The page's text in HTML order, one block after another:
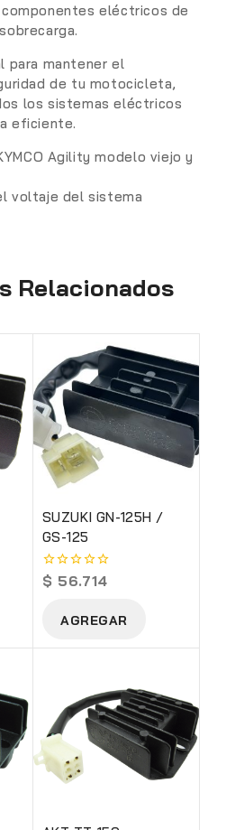
eléctricos de
para mantener el
de tu motocicleta,
los sistemas eléctricos
eficiente.
Agility modelo viejo y
voltaje del sistema
Relacionados
SUZUKI GN-125H /
GS-125
0
out
$ 56.714
AGREGAR